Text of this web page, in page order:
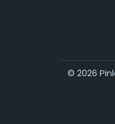
© 2026